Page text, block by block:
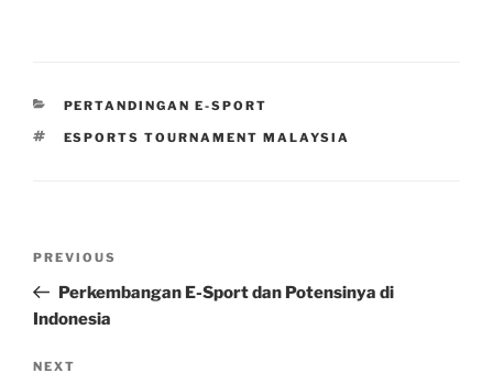
CATEGORIES
PERTANDINGAN E-SPORT
TAGS
ESPORTS TOURNAMENT MALAYSIA
Previous
Post
PREVIOUS
Perkembangan E-Sport dan Potensinya di
Indonesia
Next
NEXT